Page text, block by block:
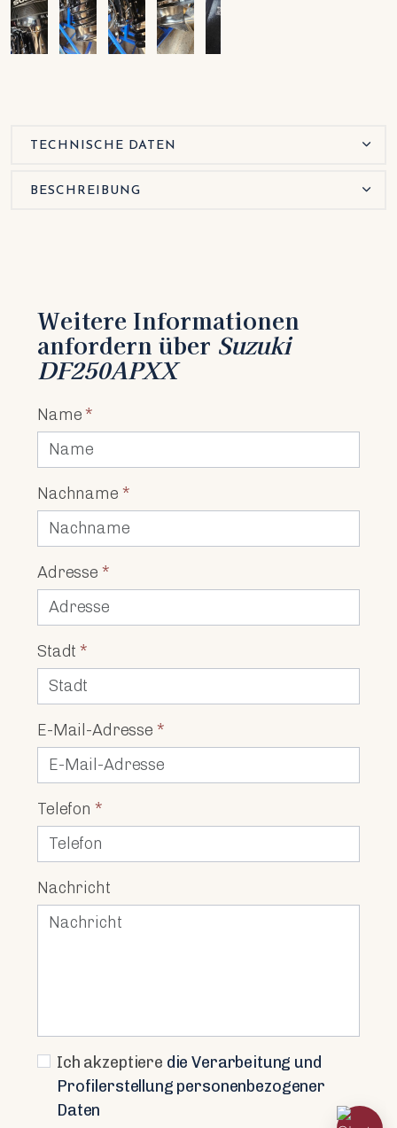
TECHNISCHE DATEN
BESCHREIBUNG
Weitere Informationen
anfordern über Suzuki
DF250APXX
Name*
Nachname *
Adresse *
Stadt*
E-Mail-Adresse *
Telefon *
Nachricht
Ich akzeptiere die Verarbeitung und
Profilerstellung personenbezogener
Daten